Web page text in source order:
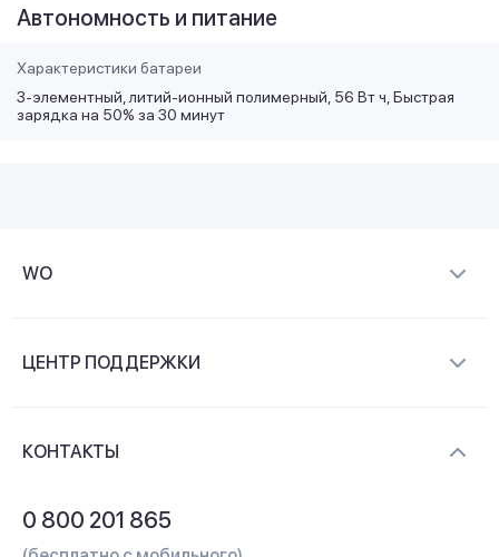
Автономность и питание
Характеристики батареи
3-элементный, литий-ионный полимерный, 56 Вт ч, Быстрая
зарядка на 50% за 30 минут
WO
Контакты
ЦЕНТР ПОДДЕРЖКИ
КОНТАКТЫ
0 800 201 865